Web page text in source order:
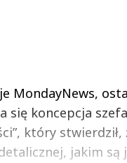
MondayNews,
się koncepcja
który
jakim są